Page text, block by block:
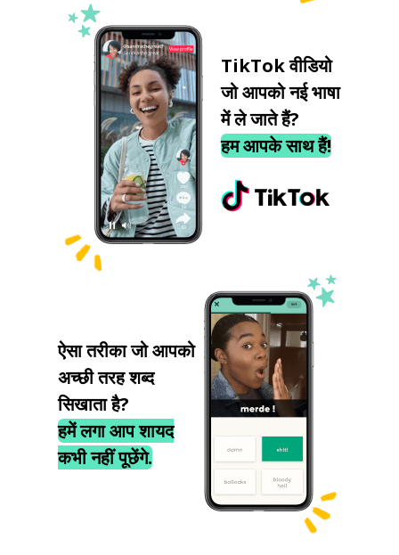
TikTok वीडियो
जो आपको नई भाषा
में ले जाते हैं?
हम आपके साथ हैं!
ऐसा तरीका जो आपको
अच्छी तरह शब्द
सिखाता है?
हमें लगा आप शायद
कभी नहीं पूछेंगे.